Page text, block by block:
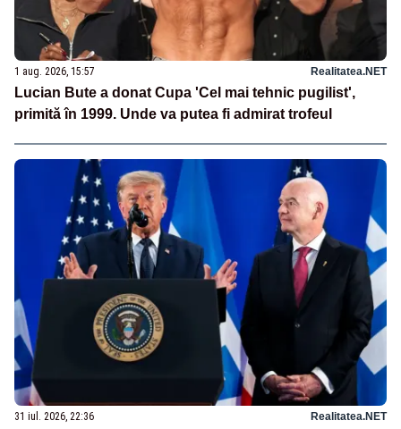
1 aug. 2026, 15:57 Realitatea.NET
Lucian Bute a donat Cupa 'Cel mai tehnic pugilist',
primită în 1999. Unde va putea fi admirat trofeul
31 iul. 2026, 22:36 Realitatea.NET